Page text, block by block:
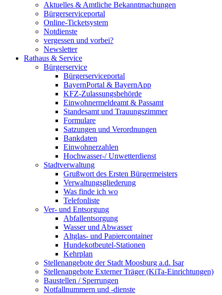
Aktuelles & Amtliche Bekanntmachungen
Bürgerserviceportal
Online-Ticketsystem
Notdienste
vergessen und vorbei?
Newsletter
Rathaus & Service
Bürgerservice
Bürgerserviceportal
BayernPortal & BayernApp
KFZ-Zulassungsbehörde
Einwohnermeldeamt & Passamt
Standesamt und Trauungszimmer
Formulare
Satzungen und Verordnungen
Bankdaten
Einwohnerzahlen
Hochwasser-/ Unwetterdienst
Stadtverwaltung
Grußwort des Ersten Bürgermeisters
Verwaltungsgliederung
Was finde ich wo
Telefonliste
Ver- und Entsorgung
Abfallentsorgung
Wasser und Abwasser
Altglas- und Papiercontainer
Hundekotbeutel-Stationen
Kehrplan
Stellenangebote der Stadt Moosburg a.d. Isar
Stellenangebote Externer Träger (KiTa-Einrichtungen)
Baustellen / Sperrungen
Notfallnummern und -dienste